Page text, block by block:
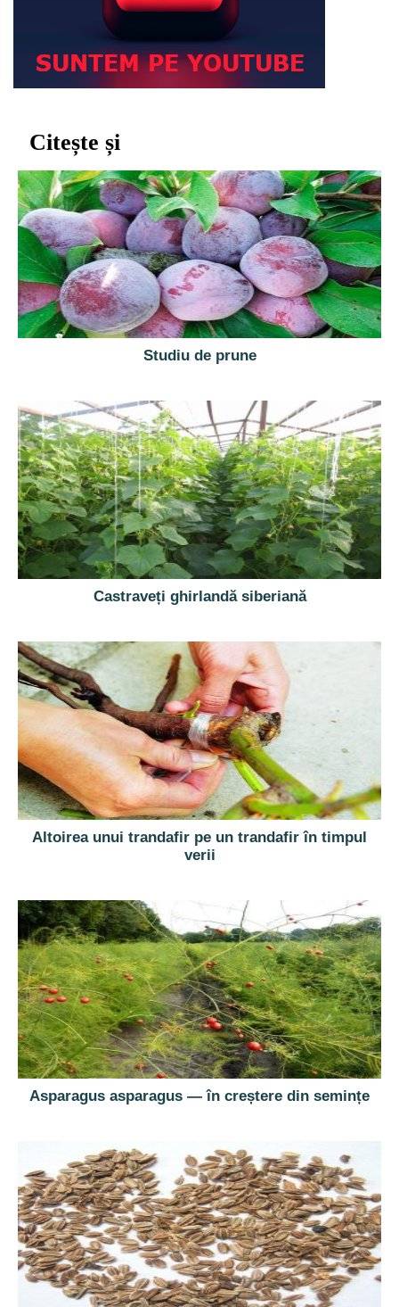
Citește și
Studiu de prune
Castraveți ghirlandă siberiană
Altoirea unui trandafir pe un trandafir în timpul
verii
Asparagus asparagus — în creștere din semințe